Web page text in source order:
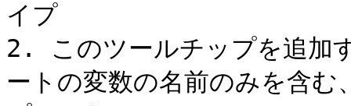
イプ
2. このツールチップを追加
ートの変数の名前のみを含